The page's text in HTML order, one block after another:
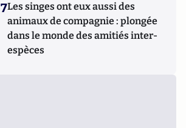
7Les singes ont eux aussi des
animaux de compagnie : plongée
dans le monde des amitiés inter-
espèces